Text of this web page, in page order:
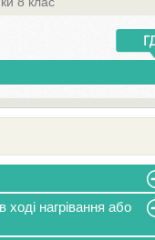
нагрівання або